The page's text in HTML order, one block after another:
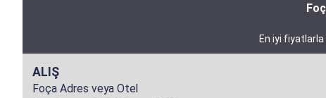
En iyi fiyatlarla
ALIŞ
Foça Adres veya Otel